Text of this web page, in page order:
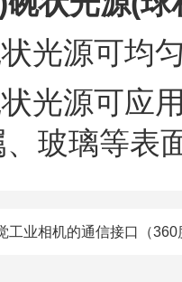
光源可均
光源可应
、玻璃等表
工业相机的通信接口（360